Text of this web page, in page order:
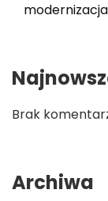
Brak
Archiwa